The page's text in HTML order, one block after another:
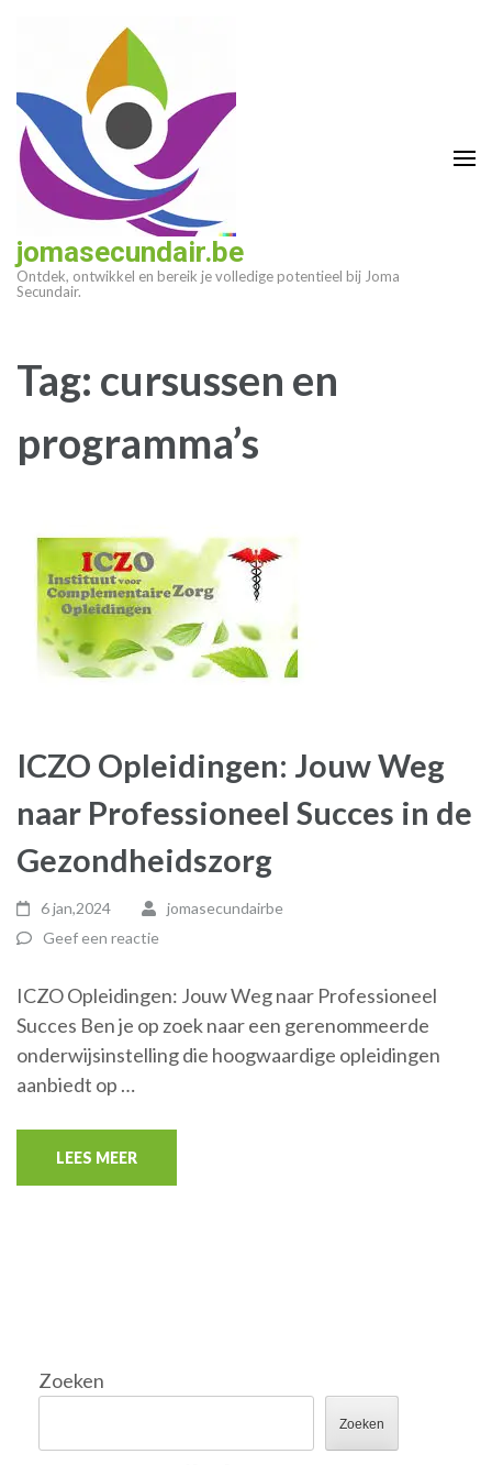
(druk
enter)
jomasecundair.be
Ontdek, ontwikkel en bereik je volledige potentieel bij Joma
Secundair.
Tag: cursussen en
programma’s
ICZO Opleidingen: Jouw Weg
naar Professioneel Succes in de
Gezondheidszorg
6 jan,2024
jomasecundairbe
Geef een reactie
ICZO Opleidingen: Jouw Weg naar Professioneel
Succes Ben je op zoek naar een gerenommeerde
onderwijsinstelling die hoogwaardige opleidingen
aanbiedt op …
LEES MEER
Zoeken
Zoeken